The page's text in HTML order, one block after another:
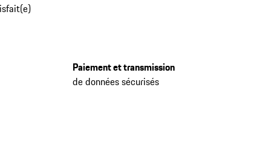
Paiement et transmission
de données sécurisés